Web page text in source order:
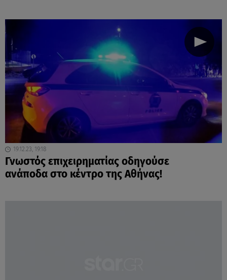
19.12.23, 19:18
Γνωστός επιχειρηματίας οδηγούσε
ανάποδα στο κέντρο της Αθήνας!